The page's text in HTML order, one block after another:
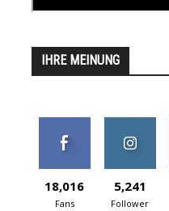
IHRE MEINUNG
18,016
Fans
5,241
Follower